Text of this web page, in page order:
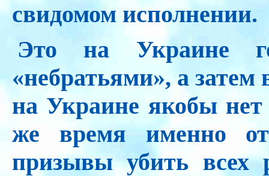
свидомом исполнении.
Это на Украине
«небратьями», а затем
на Украине якобы
же время именно
призывы убить всех